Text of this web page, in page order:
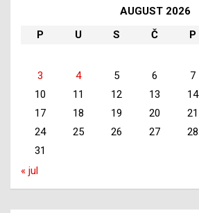
AUGUST 2026
P
U S Č P
3
4 5 6 7
10
11 12 13 14
17
18 19 20 21
24
25 26 27 28
31
« jul